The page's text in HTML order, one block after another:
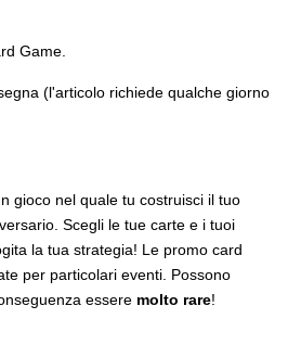
Game.
(l'articolo richiede qualche giorno
gioco nel quale tu costruisci il tuo
Scegli le tue carte e i tuoi
la tua strategia! Le promo card
per particolari eventi. Possono
essere molto rare!